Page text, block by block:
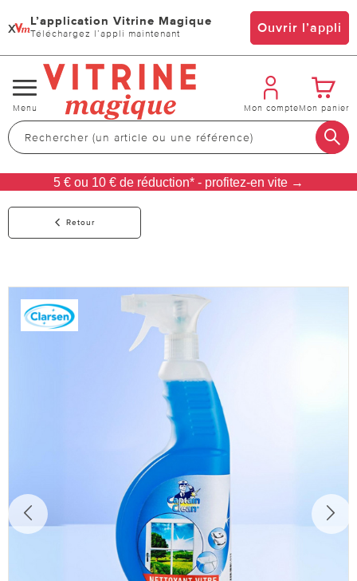
x L’application Vitrine Magique
Téléchargez l’appli maintenant Ouvrir l’appli
Changer
de
navigation
Menu Mon compteMon panier
5 € ou 10 € de réduction* - profitez-en vite →
Retour